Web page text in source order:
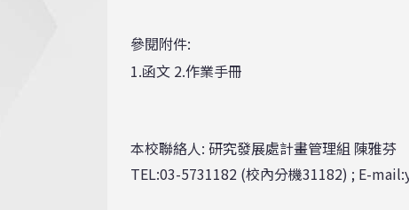
參閱附件:
1.函文 2.作業手冊
本校聯絡人: 研究發展處計畫管理組 陳雅芬
TEL:03-5731182 (校內分機31182) ; E-